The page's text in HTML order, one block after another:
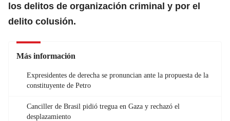
los delitos de organización criminal y por el
delito colusión.
Más información
Expresidentes de derecha se pronuncian ante la propuesta de la
constituyente de Petro
Canciller de Brasil pidió tregua en Gaza y rechazó el
desplazamiento